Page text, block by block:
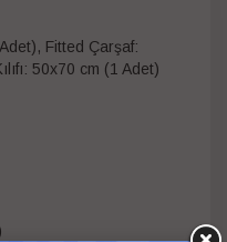
Fitted Çarşaf:
50x70 cm (1 Adet)